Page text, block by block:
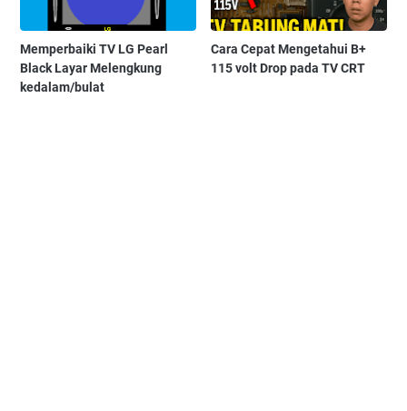
Memperbaiki TV LG Pearl
Black Layar Melengkung
kedalam/bulat
Cara Cepat Mengetahui B+
115 volt Drop pada TV CRT